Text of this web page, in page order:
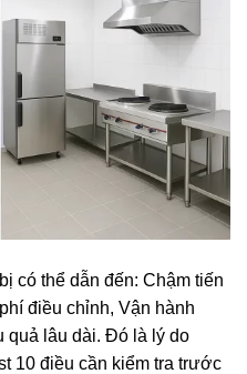
có thể dẫn đến: Chậm tiến
điều chỉnh, Vận hành
quả lâu dài. Đó là lý do
10 điều cần kiểm tra trước